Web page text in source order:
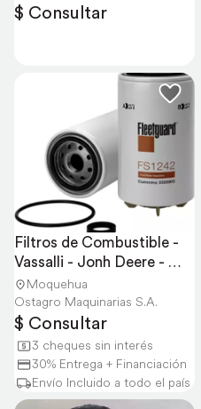
$ Consultar
Filtros de Combustible -
Vassalli - Jonh Deere -
Case
Moquehua
Ostagro Maquinarias S.A.
$ Consultar
3 cheques sin interés
30% Entrega + Financiación
Envío Incluido a todo el país